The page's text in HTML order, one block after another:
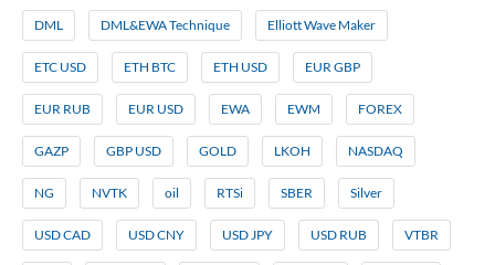
DML DML&EWA Technique Elliott Wave Maker
ETC USD ETH BTC ETH USD EUR GBP
EUR RUB EUR USD EWA EWM FOREX
GAZP GBP USD GOLD LKOH NASDAQ
NG NVTK oil RTSi SBER Silver
USD CAD USD CNY USD JPY USD RUB VTBR